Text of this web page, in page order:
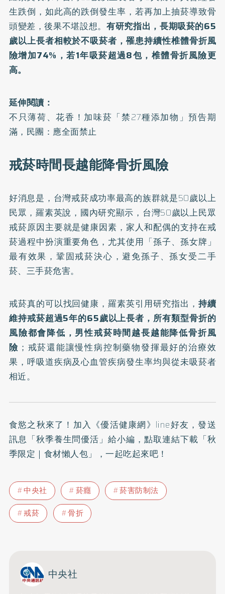
生跌倒，如此高的跌倒發生率，若再加上抽菸導致骨
頭變差，後果不堪設想。 有研究指出，長期吸菸的65
歲以上長者相較於不吸菸者，罹患持續性椎體骨折風
險增加74%，若1年吸菸超過8包，椎體骨折風險更
高。
延伸閱讀：
不只薄荷、花香！加味菸「禁27種添加物」預告期
滿，民團：應全面禁止
戒菸時間長越能降骨折風險
好消息是，台灣戒菸成功率最高的族群就是50歲以上
民眾，羅素英說，國內研究顯示，台灣50歲以上民眾
戒菸原因主要就是健康因素，家人和配偶的支持在戒
菸過程中扮演重要角色，尤其使用「孫子、孫女牌」
最有效果，鞏固戒菸決心，避免孫子、孫女受二手
菸、三手菸危害。
戒菸真的可以找回健康，羅素英引用研究指出， 持續
維持戒菸超過5年的65歲以上長者，所有類型骨折的
風險都會降低，男性戒菸時間越長越能降低骨折風
險 ；戒菸還能讓慢性病控制藥物發揮最好的治療效
果，呼吸道疾病及心血管疾病發生率均與從未吸菸者
相近。
食慾之秋來了！加入 《優活健康網》line好友 ，發送
訊息「秋季養生問優活」給小編，點取連結下載「秋
季限定｜食材懶人包」，一起吃起來吧！
中央社 菸癮
菸害防制法
戒菸
骨折
中央社